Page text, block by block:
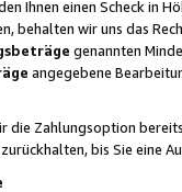
Ihnen einen Scheck in
behalten wir uns das
genannten
angegebene
Zahlungsoption
bis Sie